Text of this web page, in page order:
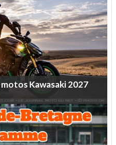
motosKawasaki2027